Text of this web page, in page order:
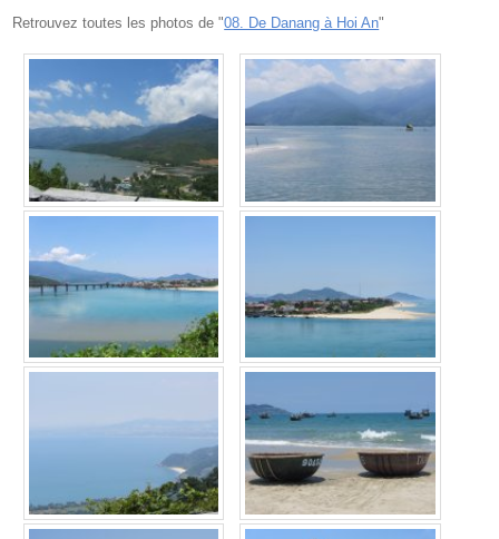
Retrouvez toutes les photos de "08. De Danang à Hoi An"